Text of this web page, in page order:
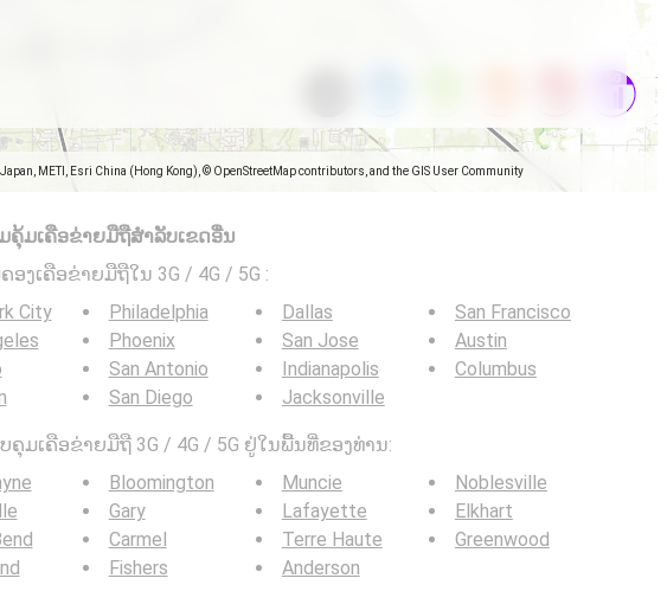
METI, Esri China (Hong Kong), © OpenStreetMap contributors, and the GIS User Community
ຄຸ້ມເຄືອຂ່າຍມືຖືສໍາລັບເຂດອື່ນ
ອງເຄືອຂ່າຍມືຖືໃນ 3G / 4G / 5G :
City
Philadelphia
Phoenix
San Antonio
San Diego
Dallas
San Jose
Indianapolis
Jacksonville
San Francisco
Austin
Columbus
ຄຸມເຄືອຂ່າຍມືຖື 3G / 4G / 5G ຢູ່ໃນພື້ນທີ່ຂອງທ່ານ:
Bloomington
Gary
Carmel
Fishers
Muncie
Lafayette
Terre Haute
Anderson
Noblesville
Elkhart
Greenwood